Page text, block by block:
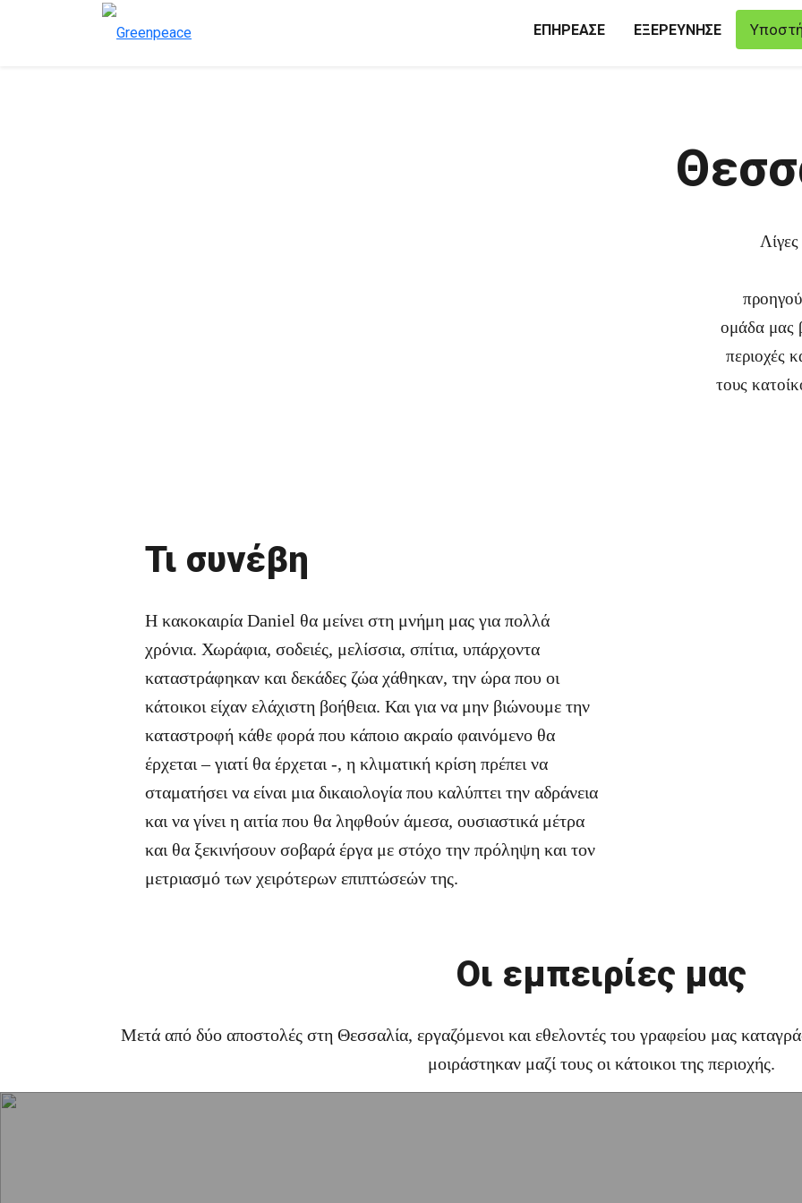
ΕΠΗΡΕΑΣΕ ΕΞΕΡΕΥΝΗΣΕ
ομάδα μας
περιοχές
τους
Τι συνέβη
Η κακοκαιρία Daniel θα μείνει στη μνήμη μας για πολλά
χρόνια. Χωράφια, σοδειές, μελίσσια, σπίτια, υπάρχοντα
καταστράφηκαν και δεκάδες ζώα χάθηκαν, την ώρα που οι
κάτοικοι είχαν ελάχιστη βοήθεια. Και για να μην βιώνουμε την
καταστροφή κάθε φορά που κάποιο ακραίο φαινόμενο θα
έρχεται – γιατί θα έρχεται -, η κλιματική κρίση πρέπει να
σταματήσει να είναι μια δικαιολογία που καλύπτει την αδράνεια
και να γίνει η αιτία που θα ληφθούν άμεσα, ουσιαστικά μέτρα
και θα ξεκινήσουν σοβαρά έργα με στόχο την πρόληψη και τον
μετριασμό των χειρότερων επιπτώσεών της.
Οι εμπειρίες μας
Μετά από δύο αποστολές στη Θεσσαλία, εργαζόμενοι και εθελοντές του γραφείου μας
μοιράστηκαν μαζί τους οι κάτοικοι της περιοχής.